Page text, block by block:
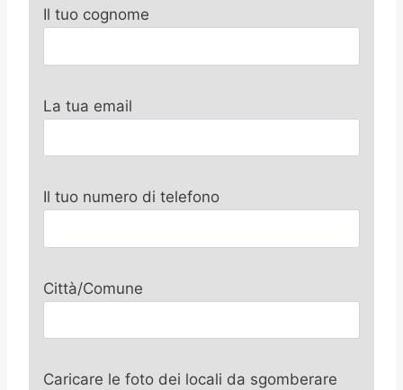
Il tuo cognome
La tua email
Il tuo numero di telefono
Città/Comune
Caricare le foto dei locali da sgomberare